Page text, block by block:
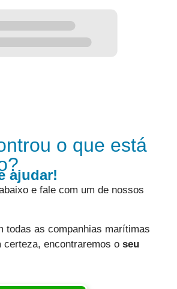
o que está
ajudar!
e fale com um de nossos
todas as companhias marítimas
certeza, encontraremos o seu